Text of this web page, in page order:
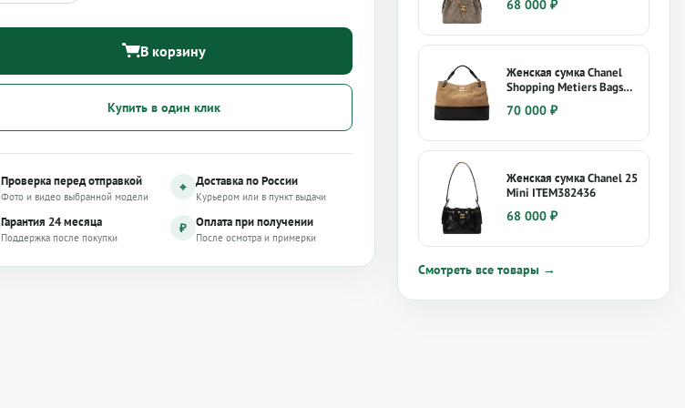
В корзину
Купить в один клик
Проверка перед отправкой
Фото и видео выбранной модели
⌖ Доставка по России
Курьером или в пункт выдачи
Гарантия 24 месяца
Поддержка после покупки
₽ Оплата при получении
После осмотра и примерки
68 000 ₽
Женская сумка Chanel
Shopping Metiers Bags
Are Here
70 000 ₽
Женская сумка Chanel 25
Mini ITEM382436
68 000 ₽
Смотреть все товары →